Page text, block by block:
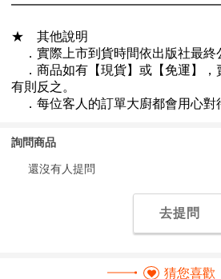
詢問商品
還沒有人提問
去提問
猜您喜歡